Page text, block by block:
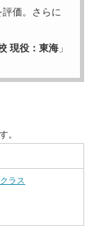
評価。さらに
現役：東海 」
。
ラス